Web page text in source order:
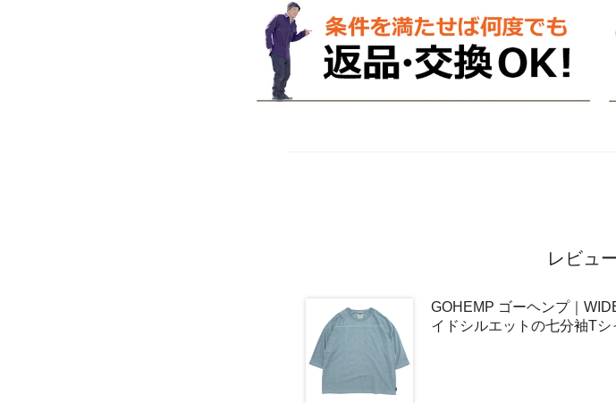
レビュ
GOHEMP ゴーヘンプ｜
イドシルエットの七分袖Tシ